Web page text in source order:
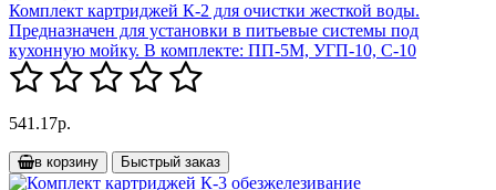
Комплект картриджей К-2 для очистки жесткой воды.
Предназначен для установки в питьевые системы под
кухонную мойку. В комплекте: ПП-5М, УГП-10, С-10
541.17р.
в корзину Быстрый заказ